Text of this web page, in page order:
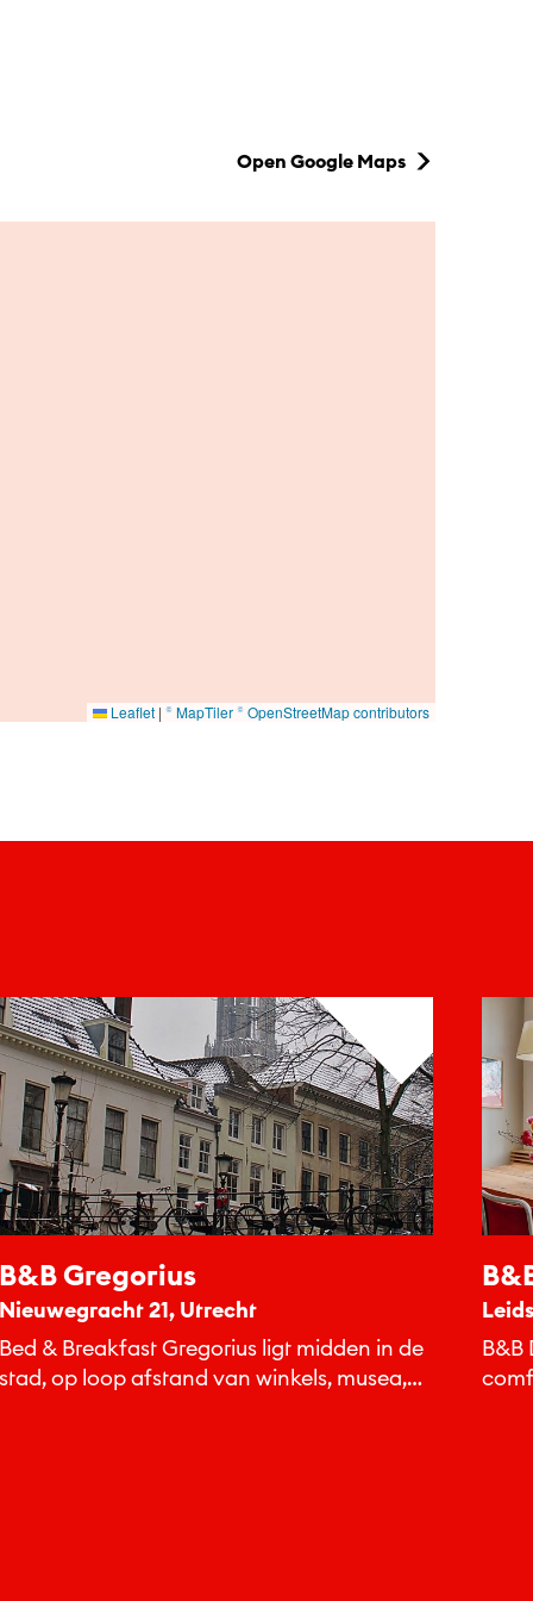
Open Google Maps
Leaflet | © MapTiler© OpenStreetMap contributors
B&B Gregorius
Nieuwegracht 21, Utrecht
Bed & Breakfast Gregorius ligt midden in de
stad, op loop afstand van winkels, musea,
B&B